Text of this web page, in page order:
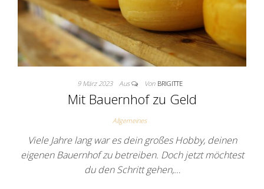
9 März 2023 Aus Von BRIGITTE
Mit Bauernhof zu Geld
Allgemeines
Viele Jahre lang war es dein großes Hobby, deinen
eigenen Bauernhof zu betreiben. Doch jetzt möchtest
du den Schritt gehen,…